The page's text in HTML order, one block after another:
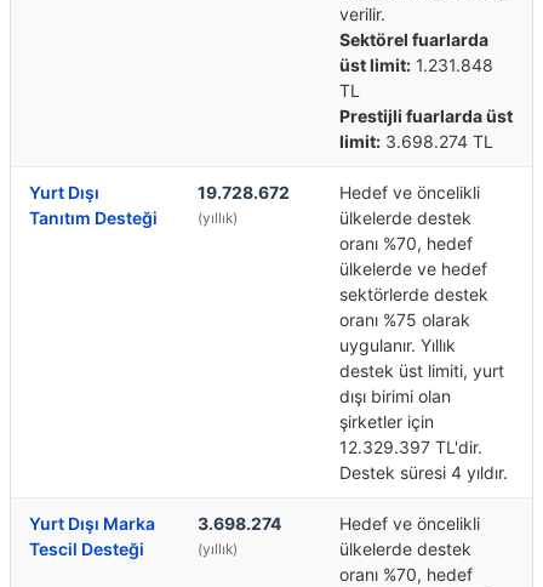
verilir.
Sektörel fuarlarda
üst limit: 1.231.848
TL
Prestijli fuarlarda üst
limit: 3.698.274 TL
Yurt Dışı
Tanıtım Desteği
19.728.672
(yıllık)
Hedef ve öncelikli
ülkelerde destek
oranı %70, hedef
ülkelerde ve hedef
sektörlerde destek
oranı %75 olarak
uygulanır. Yıllık
destek üst limiti, yurt
dışı birimi olan
şirketler için
12.329.397 TL'dir.
Destek süresi 4 yıldır.
Yurt Dışı Marka
Tescil Desteği
3.698.274
(yıllık)
Hedef ve öncelikli
ülkelerde destek
oranı %70, hedef